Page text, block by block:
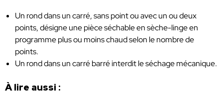
Un rond dans un carré, sans point ou avec un ou deux
points, désigne une pièce séchable en sèche-linge en
programme plus ou moins chaud selon le nombre de
points.
Un rond dans un carré barré interdit le séchage mécanique.
À lire aussi :